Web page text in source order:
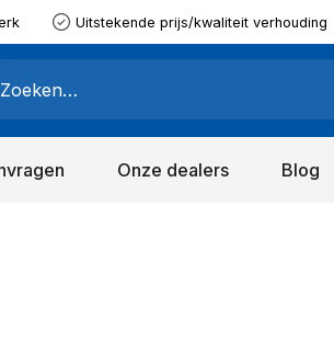
Uitstekende prijs/kwaliteit verhouding
Onze dealers Blog